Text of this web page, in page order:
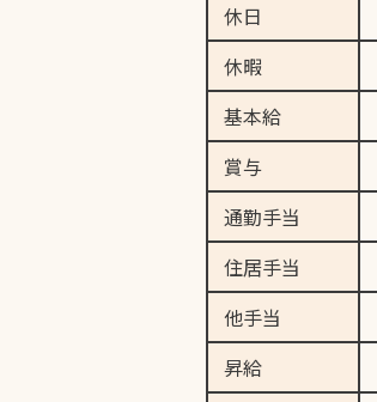
休日
休暇
基本給
賞与
通勤手当
住居手当
他手当
昇給